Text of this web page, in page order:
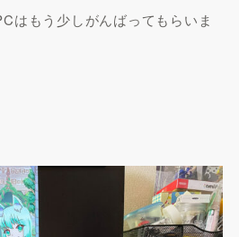
はもう少しがんばってもらいま